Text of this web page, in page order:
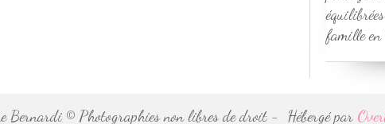
famille en
Bernardi © Photographies non libres de droit - Hébergé par